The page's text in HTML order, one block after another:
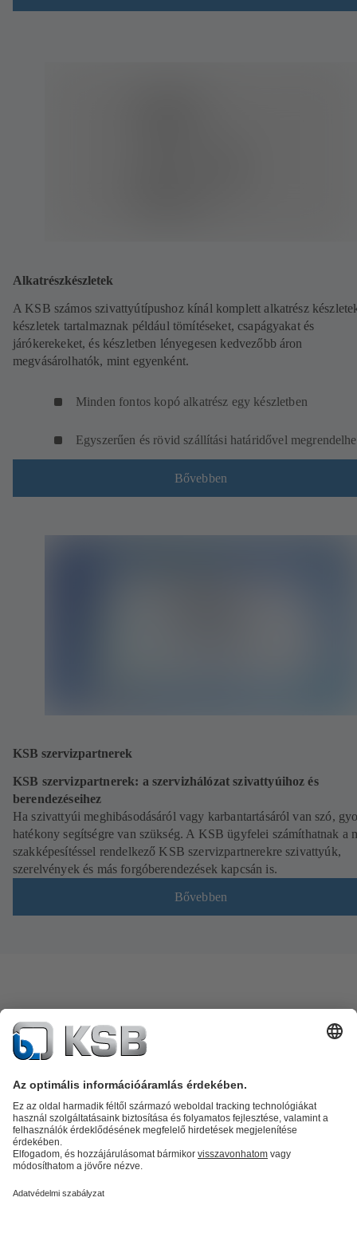
Alkatrészkészletek
A KSB számos szivattyútípushoz kínál komplett alkatrész
készletek tartalmaznak például tömítéseket, csapágyakat és
járókerekeket, és készletben lényegesen kedvezőbb áron
megvásárolhatók, mint egyenként.
Minden fontos kopó alkatrész egy készletben
Egyszerűen és rövid szállítási határidővel
Bővebben
KSB szervizpartnerek
KSB szervizpartnerek: a szervizhálózat szivattyúihoz és
berendezéseihez
Ha szivattyúi meghibásodásáról vagy karbantartásáról van szó,
hatékony segítségre van szükség. A KSB ügyfelei számíthatnak a
szakképesítéssel rendelkező KSB szervizpartnerekre szivattyúk,
szerelvények és más forgóberendezések kapcsán is.
Bővebben